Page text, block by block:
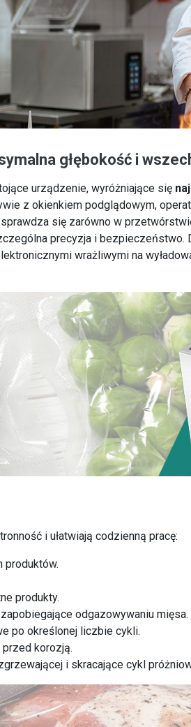
głębokość i
urządzenie, wyróżniające się
z okienkiem podglądowym,
się zarówno w
precyzja i
wrażliwymi na
i ułatwiają codzienną pracę:
produktów.
produkty.
odgazowywaniu mięsa.
po określonej liczbie cykli.
korozją.
i skracające cykl